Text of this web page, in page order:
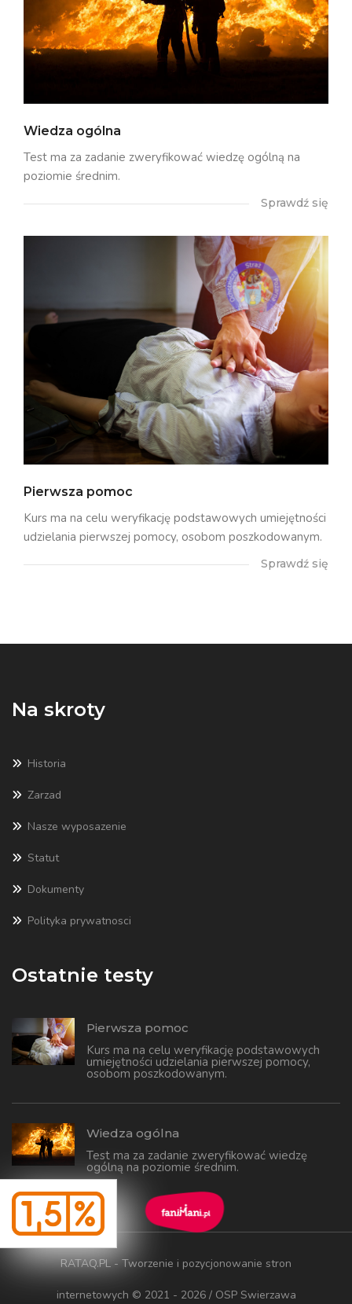
Wiedza ogólna
Test ma za zadanie zweryfikować wiedzę ogólną na
poziomie średnim.
Sprawdź się
Pierwsza pomoc
Kurs ma na celu weryfikację podstawowych umiejętności
udzielania pierwszej pomocy, osobom poszkodowanym.
Sprawdź się
Na skroty
Historia
Zarzad
Nasze wyposazenie
Statut
Dokumenty
Polityka prywatnosci
Ostatnie testy
Pierwsza pomoc
Kurs ma na celu weryfikację podstawowych
umiejętności udzielania pierwszej pomocy,
osobom poszkodowanym.
Wiedza ogólna
Test ma za zadanie zweryfikować wiedzę
ogólną na poziomie średnim.
RATAQ.PL - Tworzenie i pozycjonowanie stron
internetowych © 2021 - 2026 / OSP Swierzawa